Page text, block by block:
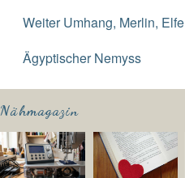
Weiter Umhang, Merlin, Elfe
Ägyptischer Nemyss
Nähmagazin